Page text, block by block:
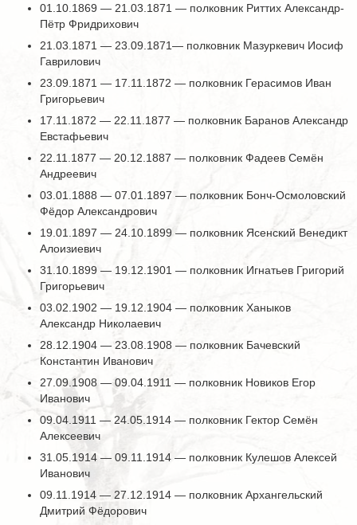
01.10.1869 — 21.03.1871 — полковник Риттих Александр-
Пётр Фридрихович
21.03.1871 — 23.09.1871— полковник Мазуркевич Иосиф
Гаврилович
23.09.1871 — 17.11.1872 — полковник Герасимов Иван
Григорьевич
17.11.1872 — 22.11.1877 — полковник Баранов Александр
Евстафьевич
22.11.1877 — 20.12.1887 — полковник Фадеев Семён
Андреевич
03.01.1888 — 07.01.1897 — полковник Бонч-Осмоловский
Фёдор Александрович
19.01.1897 — 24.10.1899 — полковник Ясенский Венедикт
Алоизиевич
31.10.1899 — 19.12.1901 — полковник Игнатьев Григорий
Григорьевич
03.02.1902 — 19.12.1904 — полковник Ханыков
Александр Николаевич
28.12.1904 — 23.08.1908 — полковник Бачевский
Константин Иванович
27.09.1908 — 09.04.1911 — полковник Новиков Егор
Иванович
09.04.1911 — 24.05.1914 — полковник Гектор Семён
Алексеевич
31.05.1914 — 09.11.1914 — полковник Кулешов Алексей
Иванович
09.11.1914 — 27.12.1914 — полковник Архангельский
Дмитрий Фёдорович